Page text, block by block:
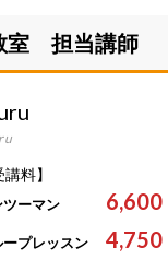
室 担当講師
講料】
ツーマン 6,600
ープレッスン 4,750